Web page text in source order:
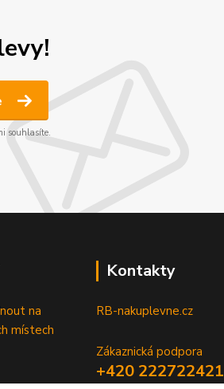
souhlasíte.
na
místech
Kontakty
RB-nakuplevne.cz
Zákaznická podpora
+420 222722421